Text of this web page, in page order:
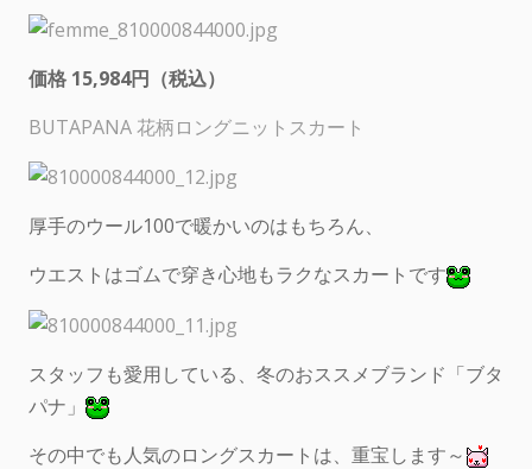
価格 15,984円（税込）
BUTAPANA 花柄ロングニットスカート
厚手のウール100で暖かいのはもちろん、
ウエストはゴムで穿き心地もラクなスカートです
スタッフも愛用している、冬のおススメブランド「ブタ
パナ」
その中でも人気のロングスカートは、重宝します～